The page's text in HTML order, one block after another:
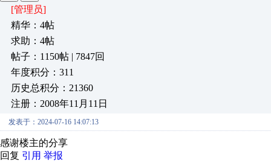
[管理员]
精华：4帖
求助：4帖
帖子：1150帖 | 7847回
年度积分：311
历史总积分：21360
注册：2008年11月11日
发表于：2024-07-16 14:07:13
感谢楼主的分享
回复 引用 举报